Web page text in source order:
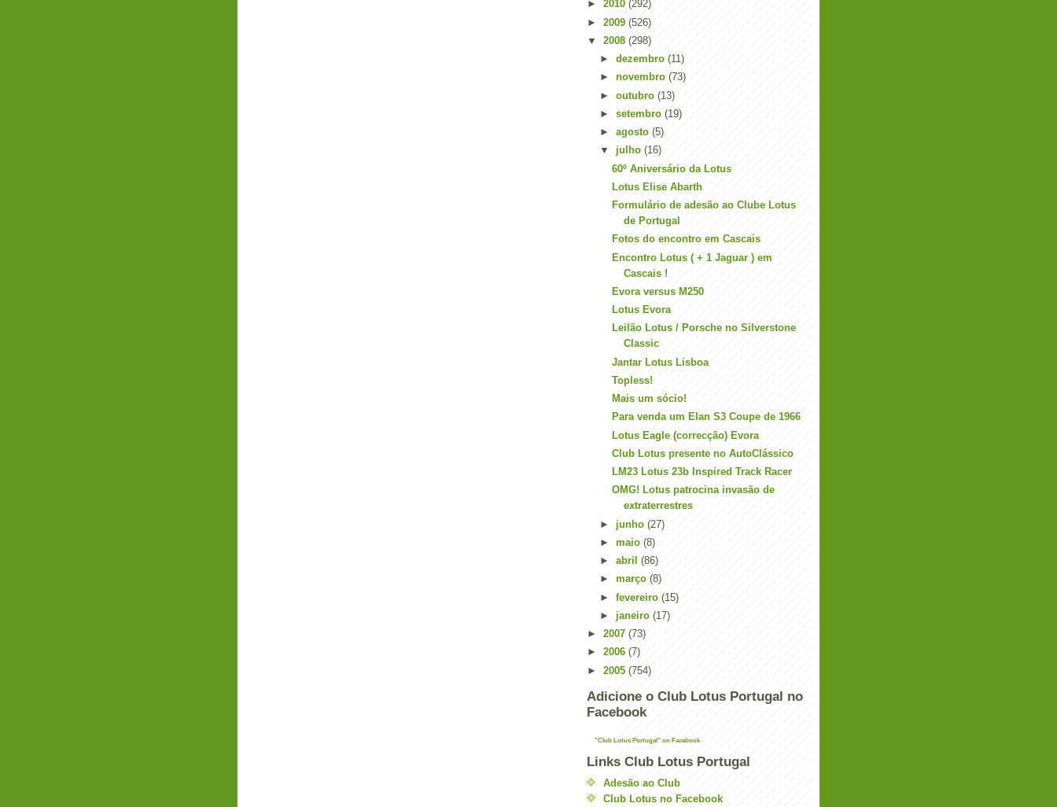
► 2010 (292)
► 2009 (526)
▼ 2008 (298)
► dezembro (11)
► novembro (73)
► outubro (13)
► setembro (19)
► agosto (5)
▼ julho (16)
60º Aniversário da Lotus
Lotus Elise Abarth
Formulário de adesão ao Clube Lotus
de Portugal
Fotos do encontro em Cascais
Encontro Lotus ( + 1 Jaguar ) em
Cascais !
Evora versus M250
Lotus Evora
Leilão Lotus / Porsche no Silverstone
Classic
Jantar Lotus Lisboa
Topless!
Mais um sócio!
Para venda um Elan S3 Coupe de 1966
Lotus Eagle (correcção) Evora
Club Lotus presente no AutoClássico
LM23 Lotus 23b Inspired Track Racer
OMG! Lotus patrocina invasão de
extraterrestres
► junho (27)
► maio (8)
► abril (86)
► março (8)
► fevereiro (15)
► janeiro (17)
► 2007 (73)
► 2006 (7)
► 2005 (754)
Adicione o Club Lotus Portugal no
Facebook
"Club Lotus Portugal" on Facebook
Links Club Lotus Portugal
Adesão ao Club
Club Lotus no Facebook